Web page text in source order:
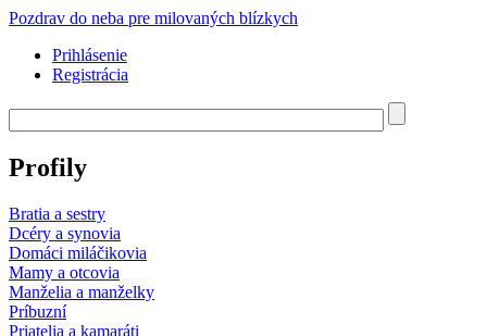
Skočiť na hlavný obsah
Pozdrav do neba pre milovaných blízkych
Prihlásenie
Registrácia
Vyhľadávanie
Hľadať
Profily
Bratia a sestry
Dcéry a synovia
Domáci miláčikovia
Mamy a otcovia
Manželia a manželky
Príbuzní
Priatelia a kamaráti